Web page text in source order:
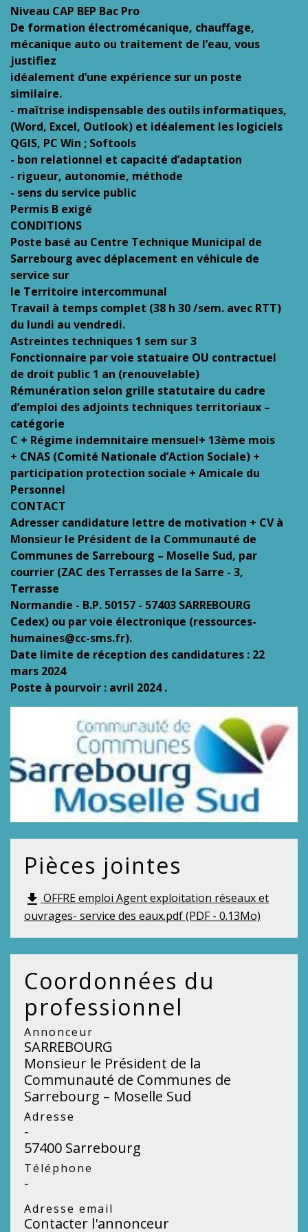
Niveau CAP BEP Bac Pro
De formation électromécanique, chauffage,
mécanique auto ou traitement de l’eau, vous
justifiez
idéalement d’une expérience sur un poste
similaire.
- maîtrise indispensable des outils informatiques,
(Word, Excel, Outlook) et idéalement les logiciels
QGIS, PC Win ; Softools
- bon relationnel et capacité d’adaptation
- rigueur, autonomie, méthode
- sens du service public
Permis B exigé
CONDITIONS
Poste basé au Centre Technique Municipal de
Sarrebourg avec déplacement en véhicule de
service sur
le Territoire intercommunal
Travail à temps complet (38 h 30 /sem. avec RTT)
du lundi au vendredi.
Astreintes techniques 1 sem sur 3
Fonctionnaire par voie statuaire OU contractuel
de droit public 1 an (renouvelable)
Rémunération selon grille statutaire du cadre
d’emploi des adjoints techniques territoriaux –
catégorie
C + Régime indemnitaire mensuel+ 13ème mois
+ CNAS (Comité Nationale d’Action Sociale) +
participation protection sociale + Amicale du
Personnel
CONTACT
Adresser candidature lettre de motivation + CV à
Monsieur le Président de la Communauté de
Communes de Sarrebourg – Moselle Sud, par
courrier (ZAC des Terrasses de la Sarre - 3,
Terrasse
Normandie - B.P. 50157 - 57403 SARREBOURG
Cedex) ou par voie électronique (ressources-
humaines@cc-sms.fr).
Date limite de réception des candidatures : 22
mars 2024
Poste à pourvoir : avril 2024 .
Pièces jointes
file_download OFFRE emploi Agent exploitation réseaux et
ouvrages- service des eaux.pdf (PDF - 0.13Mo)
Coordonnées du
professionnel
Annonceur
SARREBOURG
Monsieur le Président de la
Communauté de Communes de
Sarrebourg – Moselle Sud
Adresse
-
57400 Sarrebourg
Téléphone
-
Adresse email
Contacter l'annonceur